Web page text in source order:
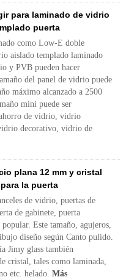
para laminado de vidrio
puerta
como Low-E doble
aislado templado laminado
y PVB pueden hacer
del panel de vidrio puede
máximo alcanzado a 2500
mini puede ser
de vidrio, vidrio
decorativo, vidrio de
plana 12 mm y cristal
la puerta
de vidrio, puertas de
de gabinete, puerta
Este tamaño, agujeros,
diseño según Canto pulido.
Jimy glass también
cristal, tales como laminada,
etc. helado. Más